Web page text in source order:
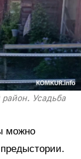
Усадьба
можно